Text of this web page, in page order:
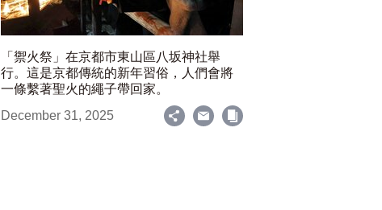
「禦火祭」在京都市東山區八坂神社舉
行。這是京都傳統的新年習俗，人們會將
一條繫著聖火的繩子帶回家。
December 31, 2025